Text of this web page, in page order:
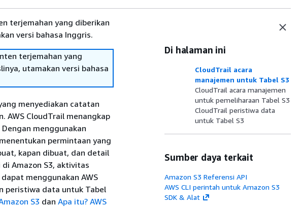
terjemahan yang diberikan
versi bahasa Inggris.
terjemahan yang
utamakan versi bahasa
menyediakan catatan
AWS CloudTrail menangkap
menggunakan
permintaan yang
kapan dibuat, dan detail
Amazon S3, aktivitas
menggunakan AWS
peristiwa data untuk Tabel
S3 dan Apa itu? AWS
Di halaman ini
CloudTrail acara
manajemen untuk Tabel S3
CloudTrail acara manajemen
untuk pemeliharaan Tabel S3
CloudTrail peristiwa data
untuk Tabel S3
Sumber daya terkait
Amazon S3 Referensi API
AWS CLI perintah untuk Amazon S3
SDK & Alat